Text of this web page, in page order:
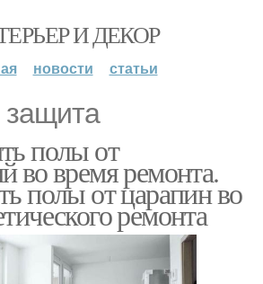
И ДЕКОР
новости статьи
полы от
во время ремонта.
полы от царапин во
ремонта